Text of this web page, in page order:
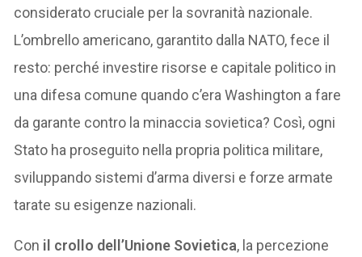
considerato cruciale per la sovranità nazionale.
L’ombrello americano, garantito dalla NATO, fece il
resto: perché investire risorse e capitale politico in
una difesa comune quando c’era Washington a fare
da garante contro la minaccia sovietica? Così, ogni
Stato ha proseguito nella propria politica militare,
sviluppando sistemi d’arma diversi e forze armate
tarate su esigenze nazionali.
Con il crollo dell’Unione Sovietica, la percezione